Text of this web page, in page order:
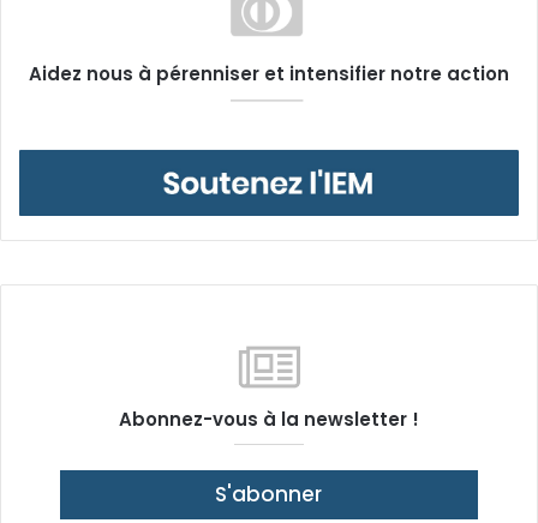
Aidez nous à pérenniser et intensifier notre action
Abonnez-vous à la newsletter !
S'abonner